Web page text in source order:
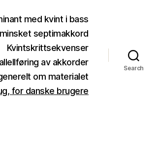
med kvint i bass
septimakkord
Kvintskrittsekvenser
av akkorder
om materialet
for danske brugere
Search